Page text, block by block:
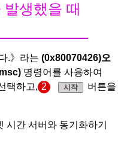
생했을 때
.》라는 (0x80070426)오
명령어를 사용하여
택하고, 2 시작
버튼을